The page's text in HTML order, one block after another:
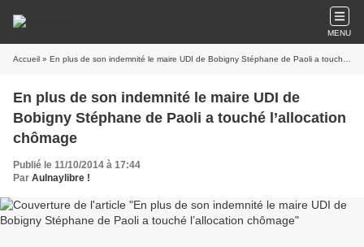
MENU
Accueil » En plus de son indemnité le maire UDI de Bobigny Stéphane de Paoli a touché l’allocation chômage
En plus de son indemnité le maire UDI de
Bobigny Stéphane de Paoli a touché l’allocation
chômage
Publié le 11/10/2014 à 17:44
Par Aulnaylibre !